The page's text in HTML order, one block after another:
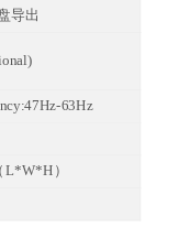
导出
63Hz
L*W*H）